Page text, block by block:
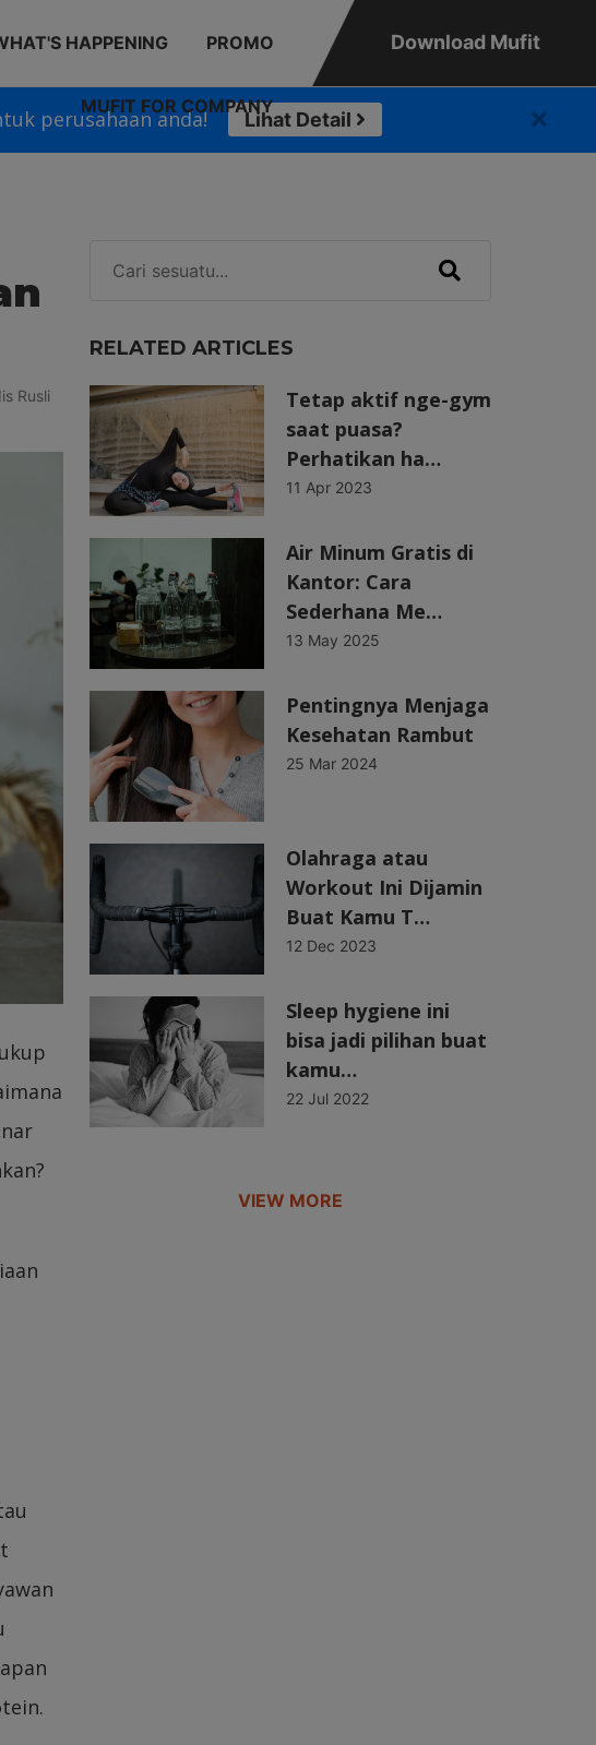
perusahaan anda! Lihat Detail
HAPPENING PROMO
MUFIT FOR COMPANY
Download Mufit
Rusli
RELATED ARTICLES
Tetap aktif nge-gym
saat puasa?
Perhatikan ha…
11 Apr 2023
Air Minum Gratis di
Kantor: Cara
Sederhana Me…
13 May 2025
Pentingnya Menjaga
Kesehatan Rambut
25 Mar 2024
Olahraga atau
Workout Ini Dijamin
Buat Kamu T…
12 Dec 2023
Sleep hygiene ini
bisa jadi pilihan buat
kamu…
22 Jul 2022
VIEW MORE